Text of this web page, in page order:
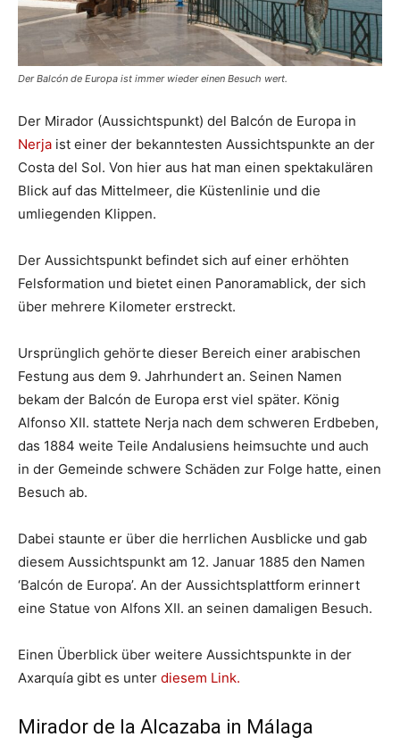
Der Balcón de Europa ist immer wieder einen Besuch wert.
Der Mirador (Aussichtspunkt) del Balcón de Europa in
Nerja ist einer der bekanntesten Aussichtspunkte an der
Costa del Sol. Von hier aus hat man einen spektakulären
Blick auf das Mittelmeer, die Küstenlinie und die
umliegenden Klippen.
Der Aussichtspunkt befindet sich auf einer erhöhten
Felsformation und bietet einen Panoramablick, der sich
über mehrere Kilometer erstreckt.
Ursprünglich gehörte dieser Bereich einer arabischen
Festung aus dem 9. Jahrhundert an. Seinen Namen
bekam der Balcón de Europa erst viel später. König
Alfonso XII. stattete Nerja nach dem schweren Erdbeben,
das 1884 weite Teile Andalusiens heimsuchte und auch
in der Gemeinde schwere Schäden zur Folge hatte, einen
Besuch ab.
Dabei staunte er über die herrlichen Ausblicke und gab
diesem Aussichtspunkt am 12. Januar 1885 den Namen
‘Balcón de Europa’. An der Aussichtsplattform erinnert
eine Statue von Alfons XII. an seinen damaligen Besuch.
Einen Überblick über weitere Aussichtspunkte in der
Axarquía gibt es unter diesem Link.
Mirador de la Alcazaba in Málaga